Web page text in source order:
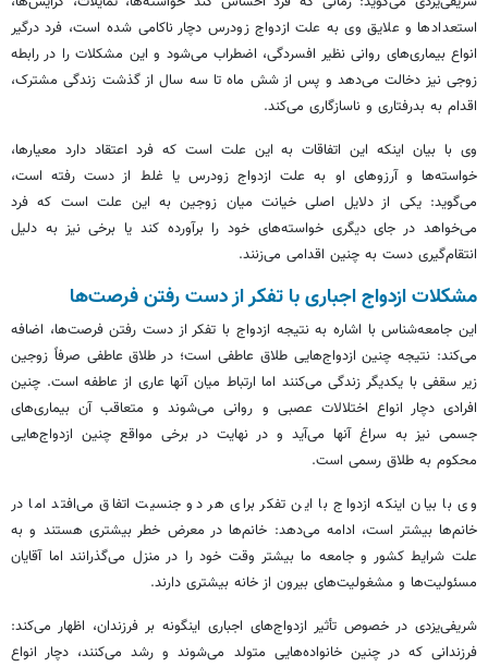
استعدادها و علایق وی به علت ازدواج زودرس دچار ناکامی شده است، فرد درگیر
انواع بیماری‌های روانی نظیر افسردگی، اضطراب می‌شود و این مشکلات را در رابطه
زوجی نیز دخالت می‌دهد و پس از شش ماه تا سه سال از گذشت زندگی مشترک،
اقدام به بدرفتاری و ناسازگاری می‌کند.
وی با بیان اینکه این اتفاقات به این علت است که فرد اعتقاد دارد معیارها،
خواسته‌ها و آرزوهای او به علت ازدواج زودرس یا غلط از دست رفته است،
می‌گوید: یکی از دلایل اصلی خیانت میان زوجین به این علت است که فرد
می‌خواهد در جای دیگری خواسته‌های خود را برآورده کند یا برخی نیز به دلیل
انتقام‌گیری دست به چنین اقدامی می‌زنند.
مشکلات ازدواج اجباری با تفکر از دست رفتن فرصت‌ها
این جامعه‌شناس با اشاره به نتیجه ازدواج با تفکر از دست رفتن فرصت‌ها، اضافه
می‌کند: نتیجه چنین ازدواج‌هایی طلاق عاطفی است؛ در طلاق عاطفی صرفاً زوجین
زیر سقفی با یکدیگر زندگی می‌کنند اما ارتباط میان آنها عاری از عاطفه است. چنین
افرادی دچار انواع اختلالات عصبی و روانی می‌شوند و متعاقب آن بیماری‌های
جسمی نیز به سراغ آنها می‌آید و در نهایت در برخی مواقع چنین ازدواج‌هایی
محکوم به طلاق رسمی است.
وی با بیان اینکه ازدواج با این تفکر برای هر دو جنسیت اتفاق می‌افتد اما در
خانم‌ها بیشتر است، ادامه می‌دهد: خانم‌ها در معرض خطر بیشتری هستند و به
علت شرایط کشور و جامعه ما بیشتر وقت خود را در منزل می‌گذرانند اما آقایان
مسئولیت‌ها و مشغولیت‌های بیرون از خانه بیشتری دارند.
شریفی‌یزدی در خصوص تأثیر ازدواج‌های اجباری اینگونه بر فرزندان، اظهار می‌کند:
فرزندانی که در چنین خانواده‌هایی متولد می‌شوند و رشد می‌کنند، دچار انواع